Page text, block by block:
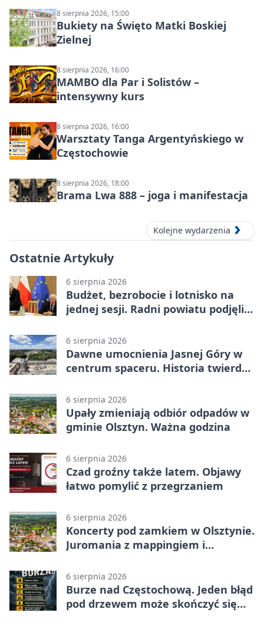
8 sierpnia 2026, 15:00
Bukiety na Święto Matki Boskiej
Zielnej
8 sierpnia 2026, 16:00
MAMBO dla Par i Solistów –
intensywny kurs
8 sierpnia 2026, 16:00
Warsztaty Tanga Argentyńskiego w
Częstochowie
8 sierpnia 2026, 18:00
Brama Lwa 888 – joga i manifestacja
Kolejne wydarzenia
Ostatnie Artykuły
6 sierpnia 2026
Budżet, bezrobocie i lotnisko na
jednej sesji. Radni powiatu podjęli
6 sierpnia 2026
Dawne umocnienia Jasnej Góry w
centrum spaceru. Historia twierdzy
6 sierpnia 2026
Upały zmieniają odbiór odpadów w
gminie Olsztyn. Ważna godzina
6 sierpnia 2026
Czad groźny także latem. Objawy
łatwo pomylić z przegrzaniem
6 sierpnia 2026
Koncerty pod zamkiem w Olsztynie.
Juromania z mappingiem i
6 sierpnia 2026
Burze nad Częstochową. Jeden błąd
pod drzewem może skończyć się